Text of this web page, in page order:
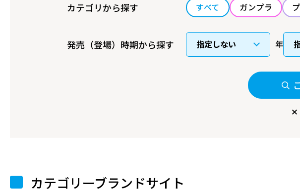
カテゴリから探す すべて ガンプラ
発売（登場）時期から探す 年
カテゴリーブランドサイト